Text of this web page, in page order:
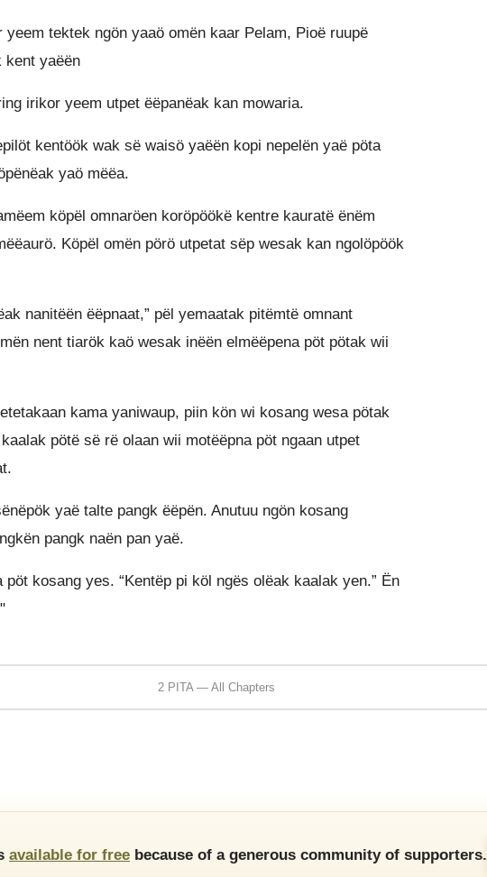
tektek ngön yaaö omën kaar Pelam, Pioë ruupë
kent yaëën
irikor yeem utpet ëëpanëak kan mowaria.
kentöök wak së waisö yaëën kopi nepelën yaë pöta
yaö mëëa.
köpël omnaröen koröpöökë kentre kauratë ënëm
Köpël omën pörö utpetat sëp wesak kan ngolöpöök
nanitëën ëëpnaat,” pël yemaatak pitëmtë omnant
nent tiarök kaö wesak inëën elmëëpena pöt pötak wii
kama yaniwaup, piin kön wi kosang wesa pötak
pötë së rë olaan wii motëëpna pöt ngaan utpet
yaë talte pangk ëëpën. Anutuu ngön kosang
pangk naën pan yaë.
kosang yes. “Kentëp pi köl ngës olëak kaalak yen.” Ën
2 PITA — All Chapters
available for free because of a generous community of supporters.